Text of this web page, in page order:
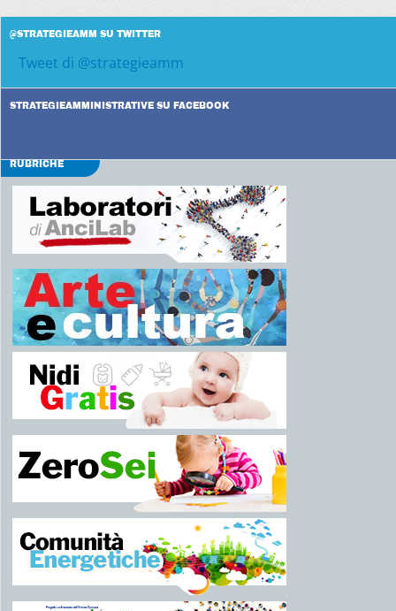
@STRATEGIEAMM SU TWITTER
Tweet di @strategieamm
STRATEGIEAMMINISTRATIVE SU FACEBOOK
RUBRICHE